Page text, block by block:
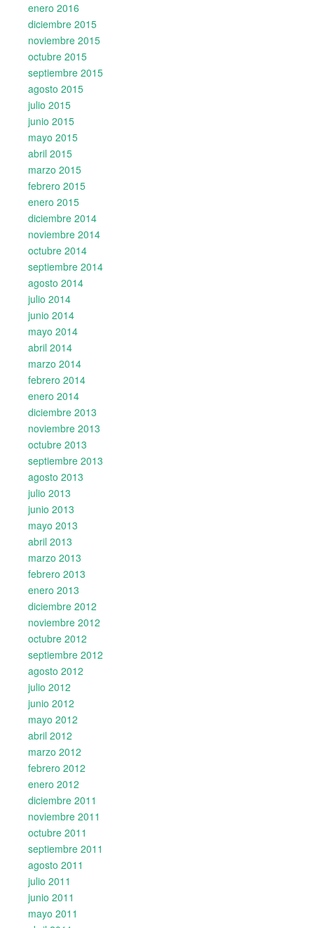
enero 2016
diciembre 2015
noviembre 2015
octubre 2015
septiembre 2015
agosto 2015
julio 2015
junio 2015
mayo 2015
abril 2015
marzo 2015
febrero 2015
enero 2015
diciembre 2014
noviembre 2014
octubre 2014
septiembre 2014
agosto 2014
julio 2014
junio 2014
mayo 2014
abril 2014
marzo 2014
febrero 2014
enero 2014
diciembre 2013
noviembre 2013
octubre 2013
septiembre 2013
agosto 2013
julio 2013
junio 2013
mayo 2013
abril 2013
marzo 2013
febrero 2013
enero 2013
diciembre 2012
noviembre 2012
octubre 2012
septiembre 2012
agosto 2012
julio 2012
junio 2012
mayo 2012
abril 2012
marzo 2012
febrero 2012
enero 2012
diciembre 2011
noviembre 2011
octubre 2011
septiembre 2011
agosto 2011
julio 2011
junio 2011
mayo 2011